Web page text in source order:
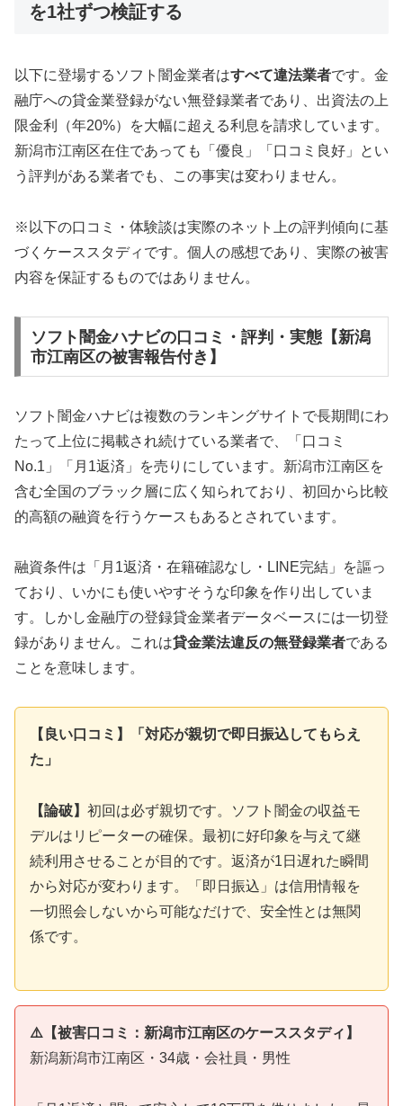
を1社ずつ検証する
以下に登場するソフト闇金業者はすべて違法業者です。金
融庁への貸金業登録がない無登録業者であり、出資法の上
限金利（年20%）を大幅に超える利息を請求しています。
新潟市江南区在住であっても「優良」「口コミ良好」とい
う評判がある業者でも、この事実は変わりません。
※以下の口コミ・体験談は実際のネット上の評判傾向に基
づくケーススタディです。個人の感想であり、実際の被害
内容を保証するものではありません。
ソフト闇金ハナビの口コミ・評判・実態【新潟
市江南区の被害報告付き】
ソフト闇金ハナビは複数のランキングサイトで長期間にわ
たって上位に掲載され続けている業者で、「口コミ
No.1」「月1返済」を売りにしています。新潟市江南区を
含む全国のブラック層に広く知られており、初回から比較
的高額の融資を行うケースもあるとされています。
融資条件は「月1返済・在籍確認なし・LINE完結」を謳っ
ており、いかにも使いやすそうな印象を作り出していま
す。しかし金融庁の登録貸金業者データベースには一切登
録がありません。これは貸金業法違反の無登録業者である
ことを意味します。
【良い口コミ】「対応が親切で即日振込してもらえ
た」
【論破】 初回は必ず親切です。ソフト闇金の収益モ
デルはリピーターの確保。最初に好印象を与えて継
続利用させることが目的です。返済が1日遅れた瞬間
から対応が変わります。「即日振込」は信用情報を
一切照会しないから可能なだけで、安全性とは無関
係です。
⚠️【被害口コミ：新潟市江南区のケーススタディ】
新潟新潟市江南区・34歳・会社員・男性